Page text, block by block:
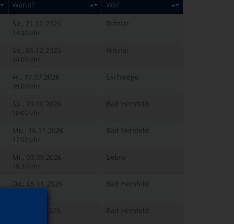
Wann?
Wo?
Sa., 21.11.2026
14:30 Uhr
Fritzlar
Sa., 05.12.2026
14:00 Uhr
Fritzlar
Fr., 17.07.2026
09:00 Uhr
Eschwege
Sa., 24.10.2026
10:00 Uhr
Bad Hersfeld
Mo., 16.11.2026
17:00 Uhr
Bad Hersfeld
Mi., 09.09.2026
18:30 Uhr
Bebra
Do., 05.11.2026 Bad Hersfeld
Di., 22.09.2026 Bad Hersfeld